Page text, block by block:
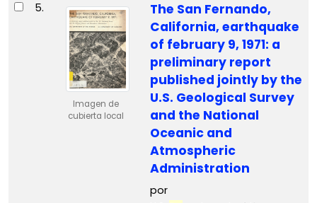
5.
Imagen de
cubierta local
The San Fernando,
California, earthquake
of february 9, 1971: a
preliminary report
published jointly by the
U.S. Geological Survey
and the National
Oceanic and
Atmospheric
Administration
por